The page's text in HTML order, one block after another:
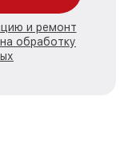
и ремонт
обработку